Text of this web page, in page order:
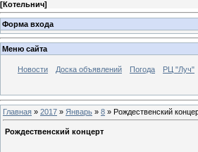
[Котельнич]
Форма входа
Меню сайта
Новости Доска объявлений Погода РЦ "Луч"
Главная » 2017 » Январь » 8 » Рождественский
Рождественский концерт